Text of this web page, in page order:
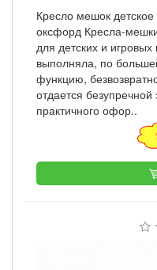
Кресло мешок
оксфорд Кресла-
для детских и
выполняла, по
функцию,
отдается
практичного офор..